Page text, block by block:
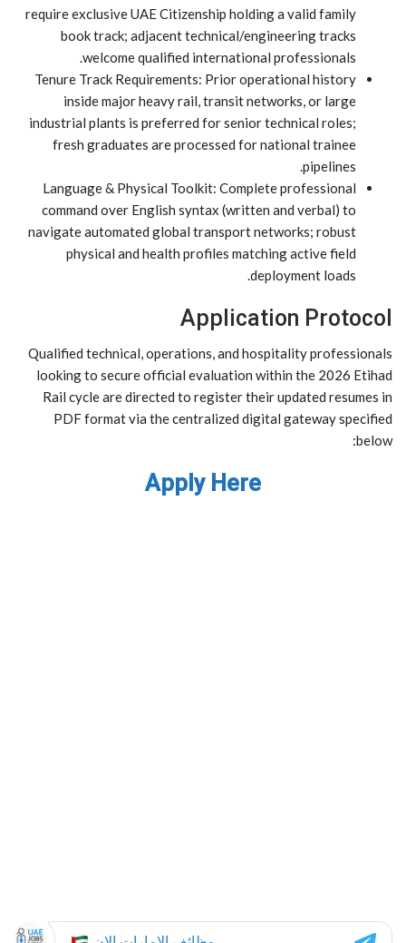
require exclusive UAE Citizenship holding a valid family
book track; adjacent technical/engineering tracks
welcome qualified international professionals.
Tenure Track Requirements: Prior operational history
inside major heavy rail, transit networks, or large
industrial plants is preferred for senior technical roles;
fresh graduates are processed for national trainee
pipelines.
Language & Physical Toolkit: Complete professional
command over English syntax (written and verbal) to
navigate automated global transport networks; robust
physical and health profiles matching active field
deployment loads.
Application Protocol
Qualified technical, operations, and hospitality professionals
looking to secure official evaluation within the 2026 Etihad
Rail cycle are directed to register their updated resumes in
PDF format via the centralized digital gateway specified
below:
Apply Here